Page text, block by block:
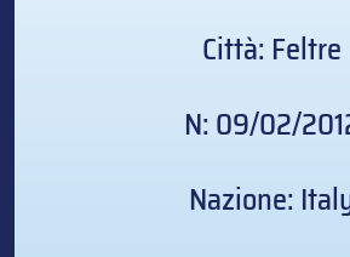
Città: Feltre
N: 09/02/
Nazione: